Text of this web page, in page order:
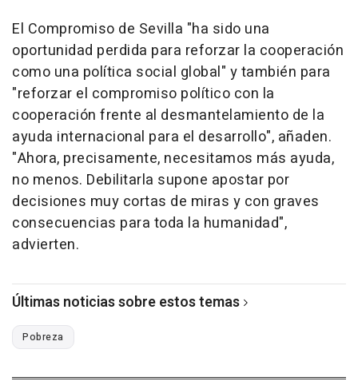
El Compromiso de Sevilla "ha sido una
oportunidad perdida para reforzar la cooperación
como una política social global" y también para
"reforzar el compromiso político con la
cooperación frente al desmantelamiento de la
ayuda internacional para el desarrollo", añaden.
"Ahora, precisamente, necesitamos más ayuda,
no menos. Debilitarla supone apostar por
decisiones muy cortas de miras y con graves
consecuencias para toda la humanidad",
advierten.
Últimas noticias sobre estos temas
Pobreza